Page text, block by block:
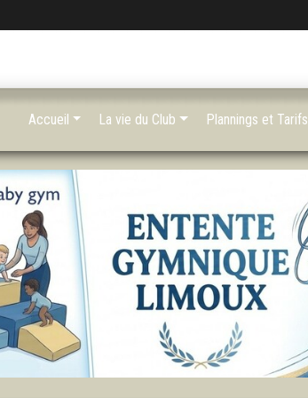
Accueil La vie du Club Plannings et Tarifs